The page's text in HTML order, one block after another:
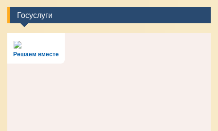
Госуслуги
Решаем вместе